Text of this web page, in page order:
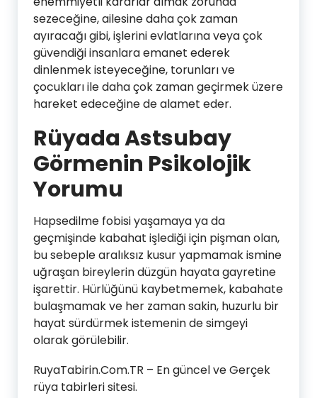
sezeceğine, ailesine daha çok zaman
ayıracağı gibi, işlerini evlatlarına veya çok
güvendiği insanlara emanet ederek
dinlenmek isteyeceğine, torunları ve
çocukları ile daha çok zaman geçirmek üzere
hareket edeceğine de alamet eder.
Rüyada Astsubay
Görmenin Psikolojik
Yorumu
Hapsedilme fobisi yaşamaya ya da
geçmişinde kabahat işlediği için pişman olan,
bu sebeple aralıksız kusur yapmamak ismine
uğraşan bireylerin düzgün hayata gayretine
işarettir. Hürlüğünü kaybetmemek, kabahate
bulaşmamak ve her zaman sakin, huzurlu bir
hayat sürdürmek istemenin de simgeyi
olarak görülebilir.
RuyaTabirin.Com.TR – En güncel ve Gerçek
rüya tabirleri sitesi.